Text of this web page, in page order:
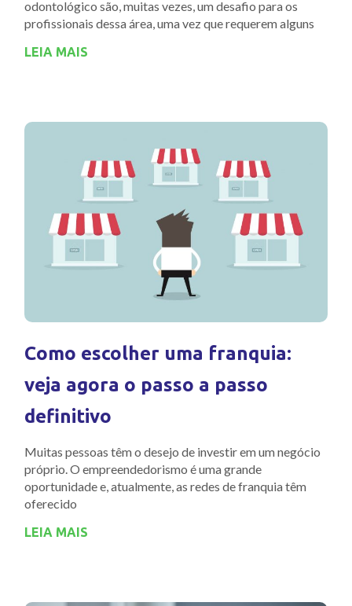
odontológico são, muitas vezes, um desafio para os
profissionais dessa área, uma vez que requerem alguns
LEIA MAIS
Como escolher uma franquia:
veja agora o passo a passo
definitivo
Muitas pessoas têm o desejo de investir em um negócio
próprio. O empreendedorismo é uma grande
oportunidade e, atualmente, as redes de franquia têm
oferecido
LEIA MAIS